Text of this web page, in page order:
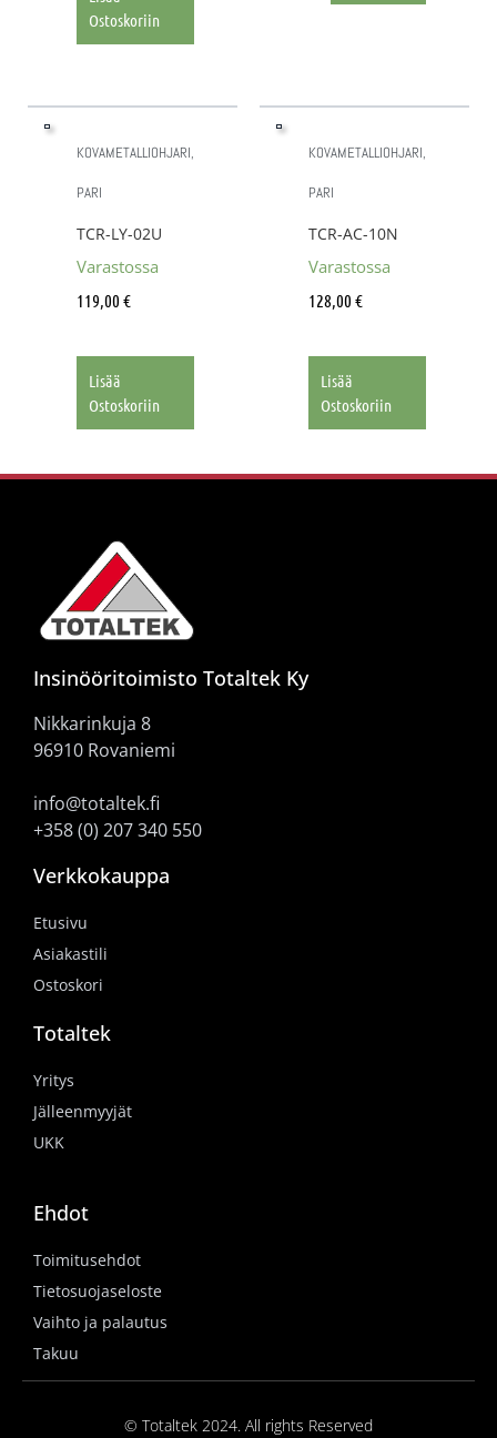
Ostoskoriin
KOVAMETALLIOHJARI,
PARI
TCR-LY-02U
Varastossa
119,00 €
Lisää
Ostoskoriin
KOVAMETALLIOHJARI,
PARI
TCR-AC-10N
Varastossa
128,00 €
Lisää
Ostoskoriin
Insinööritoimisto Totaltek Ky
Nikkarinkuja 8
96910 Rovaniemi
info@totaltek.fi
+358 (0) 207 340 550
Verkkokauppa
Etusivu
Asiakastili
Ostoskori
Totaltek
Yritys
Jälleenmyyjät
UKK
Ehdot
Toimitusehdot
Tietosuojaseloste
Vaihto ja palautus
Takuu
© Totaltek 2024. All rights Reserved